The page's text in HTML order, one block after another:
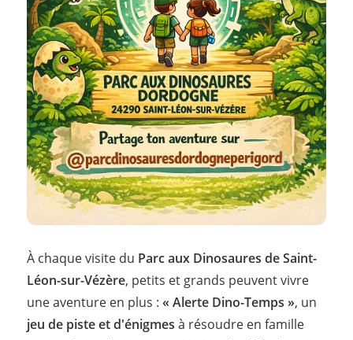
À chaque visite du Parc aux Dinosaures de Saint-
Léon-sur-Vézère, petits et grands peuvent vivre
une aventure en plus : « Alerte Dino-Temps », un
jeu de piste et d'énigmes à résoudre en famille